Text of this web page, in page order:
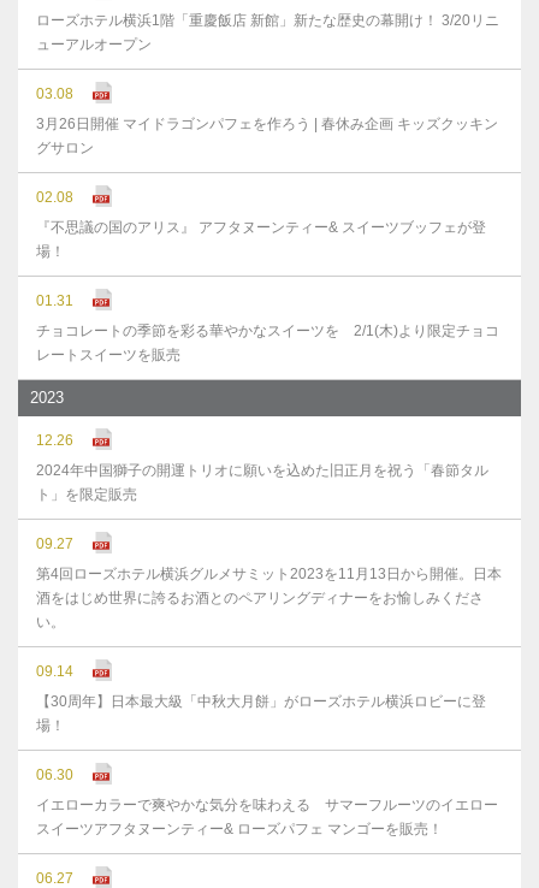
ローズホテル横浜1階「重慶飯店 新館」新たな歴史の幕開け！ 3/20リニ
ューアルオープン
03.08
3月26日開催 マイドラゴンパフェを作ろう | 春休み企画 キッズクッキン
グサロン
02.08
『不思議の国のアリス』 アフタヌーンティー& スイーツブッフェが登
場！
01.31
チョコレートの季節を彩る華やかなスイーツを 2/1(木)より限定チョコ
レートスイーツを販売
2023
12.26
2024年中国獅子の開運トリオに願いを込めた旧正月を祝う「春節タル
ト」を限定販売
09.27
第4回ローズホテル横浜グルメサミット2023を11月13日から開催。日本
酒をはじめ世界に誇るお酒とのペアリングディナーをお愉しみくださ
い。
09.14
【30周年】日本最大級「中秋大月餅」がローズホテル横浜ロビーに登
場！
06.30
イエローカラーで爽やかな気分を味わえる サマーフルーツのイエロー
スイーツアフタヌーンティー& ローズパフェ マンゴーを販売！
06.27